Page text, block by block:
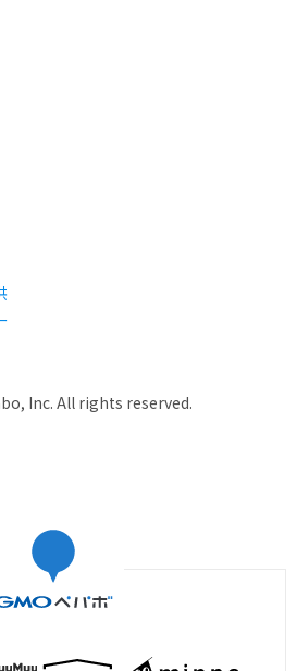
Inc. All rights reserved.